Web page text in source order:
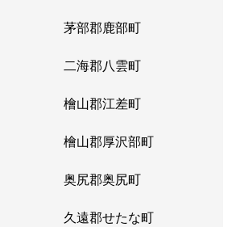
茅部郡鹿部町
二海郡八雲町
檜山郡江差町
檜山郡厚沢部町
奥尻郡奥尻町
久遠郡せたな町